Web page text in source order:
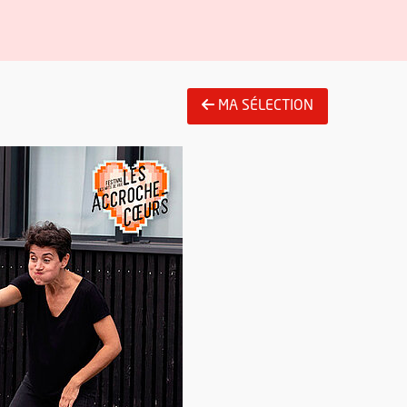
MA SÉLECTION